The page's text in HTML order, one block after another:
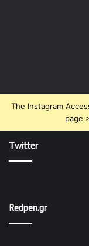
The Instagram
page
Twitter
Redpen.gr